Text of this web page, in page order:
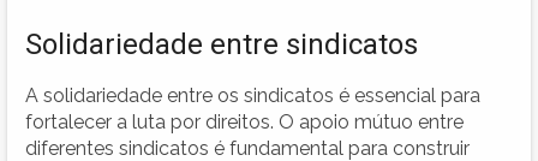
Solidariedade entre sindicatos
A solidariedade entre os sindicatos é essencial para
fortalecer a luta por direitos. O apoio mútuo entre
diferentes sindicatos é fundamental para construir